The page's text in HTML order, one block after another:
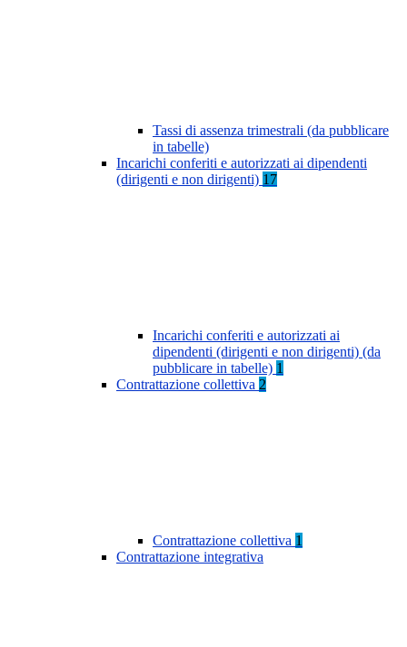
Tassi di assenza trimestrali (da pubblicare
in tabelle)
Incarichi conferiti e autorizzati ai dipendenti
(dirigenti e non dirigenti) 17
Incarichi conferiti e autorizzati ai
dipendenti (dirigenti e non dirigenti) (da
pubblicare in tabelle) 1
Contrattazione collettiva 2
Contrattazione collettiva 1
Contrattazione integrativa